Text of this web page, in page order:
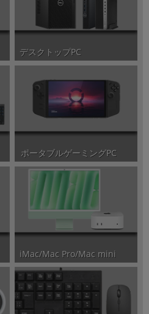
デスクトップPC
ポータブルゲーミングPC
iMac/Mac Pro/Mac mini